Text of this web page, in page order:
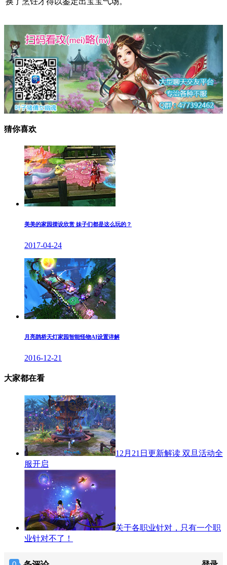
猜你喜欢
美美的家园摆设欣赏 妹子们都是这么玩的？
2017-04-24
月亮鹊桥天灯家园智能怪物AI设置详解
2016-12-21
大家都在看
12月21日更新解读 双旦活动全
服开启
关于各职业针对，只有一个职
业针对不了！